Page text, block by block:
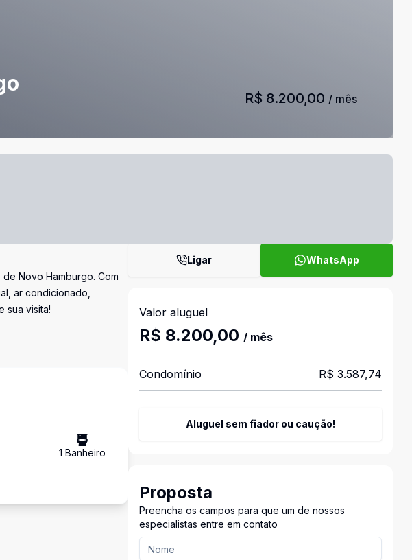
R$ 8.200,00 / mês
Novo Hamburgo. Com
ar condicionado,
sua visita!
1 Banheiro
Ligar WhatsApp
Valor aluguel
R$ 8.200,00 / mês
Condomínio R$ 3.587,74
Aluguel sem fiador ou caução!
Proposta
Preencha os campos para que um de nossos
especialistas entre em contato